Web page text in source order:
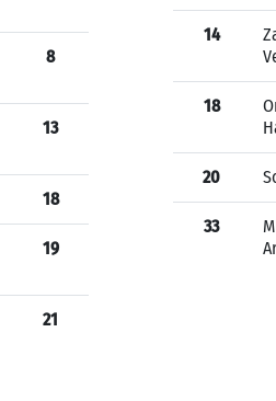
8
13
18
19
21
14
18
20
33